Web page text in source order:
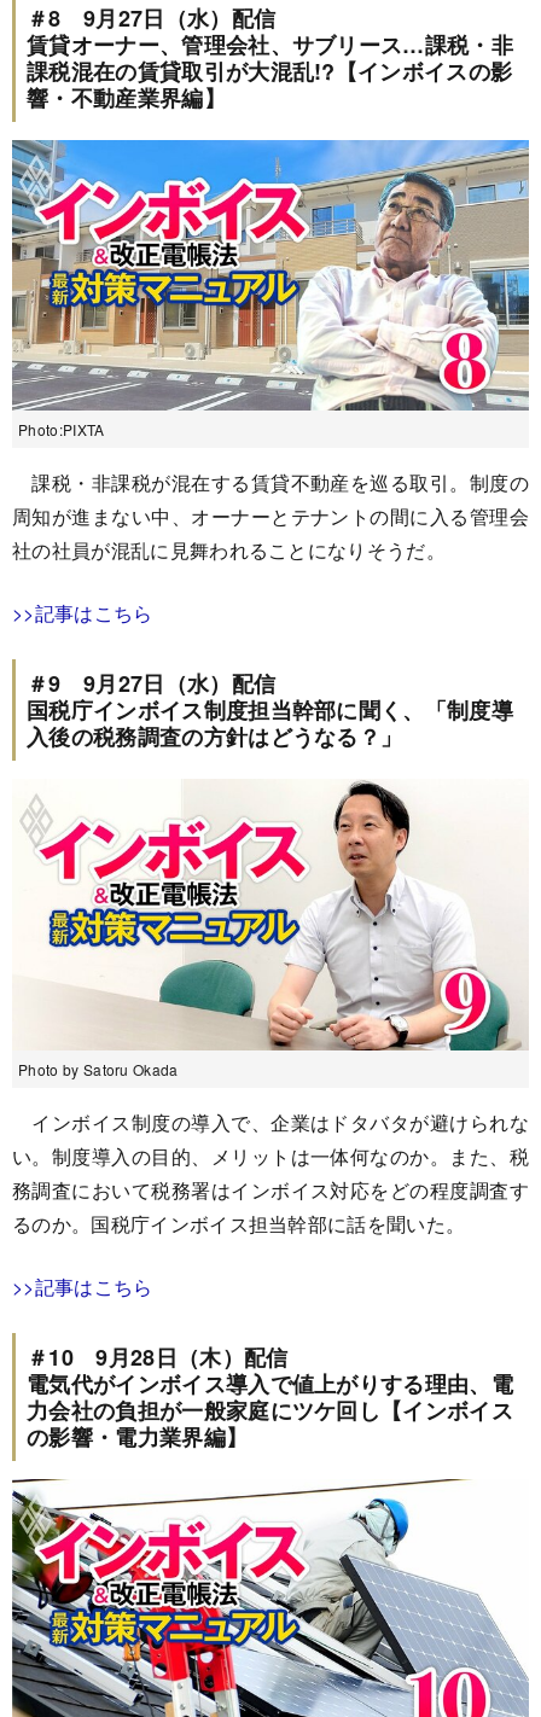
＃8 9月27日（水）配信
賃貸オーナー、管理会社、サブリース…課税・非
課税混在の賃貸取引が大混乱!?【インボイスの影
響・不動産業界編】
Photo:PIXTA
課税・非課税が混在する賃貸不動産を巡る取引。制度の
周知が進まない中、オーナーとテナントの間に入る管理会
社の社員が混乱に見舞われることになりそうだ。
>>記事はこちら
＃9 9月27日（水）配信
国税庁インボイス制度担当幹部に聞く、「制度導
入後の税務調査の方針はどうなる？」
Photo by Satoru Okada
インボイス制度の導入で、企業はドタバタが避けられな
い。制度導入の目的、メリットは一体何なのか。また、税
務調査において税務署はインボイス対応をどの程度調査す
るのか。国税庁インボイス担当幹部に話を聞いた。
>>記事はこちら
＃10 9月28日（木）配信
電気代がインボイス導入で値上がりする理由、電
力会社の負担が一般家庭にツケ回し【インボイス
の影響・電力業界編】